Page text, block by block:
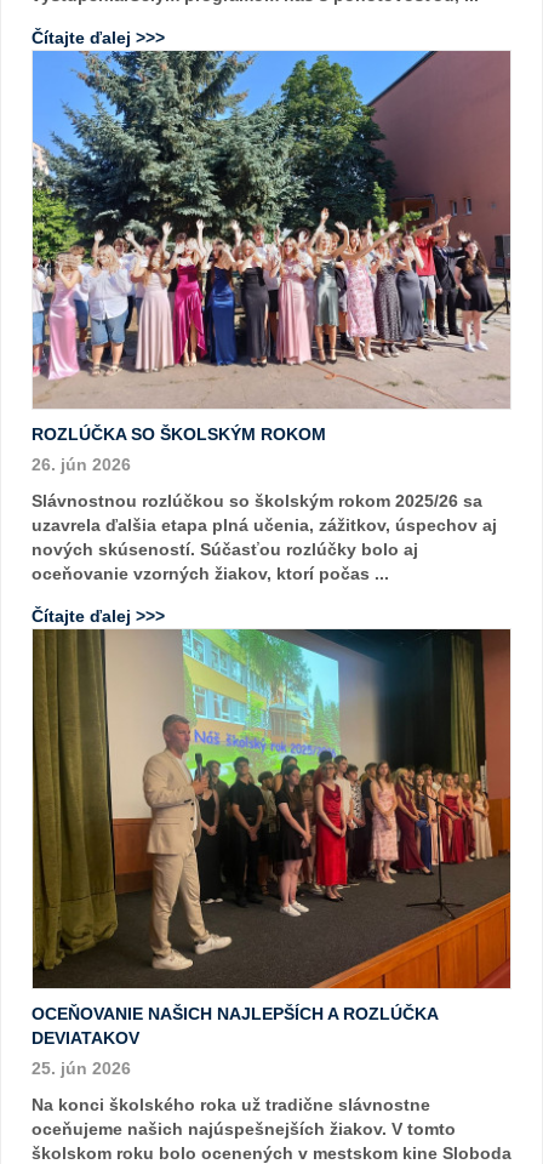
Čítajte ďalej >>>
ROZLÚČKA SO ŠKOLSKÝM ROKOM
26. jún 2026
Slávnostnou rozlúčkou so školským rokom 2025/26 sa
uzavrela ďalšia etapa plná učenia, zážitkov, úspechov aj
nových skúseností. Súčasťou rozlúčky bolo aj
oceňovanie vzorných žiakov, ktorí počas ...
Čítajte ďalej >>>
OCEŇOVANIE NAŠICH NAJLEPŠÍCH A ROZLÚČKA
DEVIATAKOV
25. jún 2026
Na konci školského roka už tradične slávnostne
oceňujeme našich najúspešnejších žiakov. V tomto
školskom roku bolo ocenených v mestskom kine Sloboda